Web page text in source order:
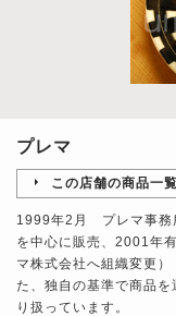
プレマ
この店舗の商品一覧
1999年2月 プレマ事務
を中心に販売、2001年
マ株式会社へ組織変更
た、独自の基準で商品
り扱っています。